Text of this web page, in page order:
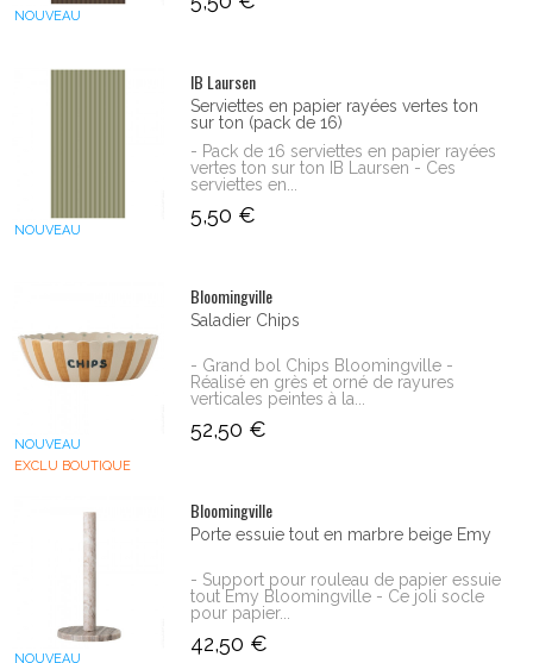
NOUVEAU
NOUVEAU
IB Laursen
Serviettes en papier rayées vertes ton
sur ton (pack de 16)
- Pack de 16 serviettes en papier rayées
vertes ton sur ton IB Laursen - Ces
serviettes en...
5,50 €
NOUVEAU
EXCLU BOUTIQUE
Bloomingville
Saladier Chips
- Grand bol Chips Bloomingville -
Réalisé en grès et orné de rayures
verticales peintes à la...
52,50 €
NOUVEAU
Bloomingville
Porte essuie tout en marbre beige Emy
- Support pour rouleau de papier essuie
tout Emy Bloomingville - Ce joli socle
pour papier...
42,50 €